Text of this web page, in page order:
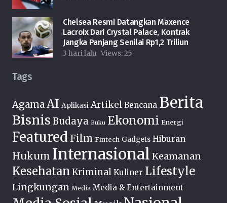
Chelsea Resmi Datangkan Maxence
Lacroix Dari Crystal Palace, Kontrak
Jangka Panjang Senilai Rp1,2 Triliun
3 hari lalu Views:25
Tags
AgamaAI Aplikasi Artikel Bencana Berita
Bisnis Budaya Buku Ekonomi Energi
Featured Film Fintech Gadgets Hiburan
Hukum Internasional Keamanan
Kesehatan Kriminal Kuliner Lifestyle
Lingkungan Media Media & Entertainment